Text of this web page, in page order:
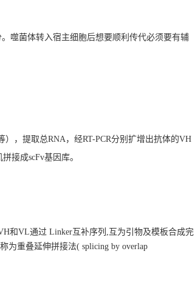
噬菌体转入宿主细胞后想要顺利传代必须要有辅
），提取总RNA，经RT-PCR分别扩增出抗体的VH
接成scFv基因库。
和VL通过 Linker互补序列,互为引物及模板合成完
为重叠延伸拼接法( splicing by overlap